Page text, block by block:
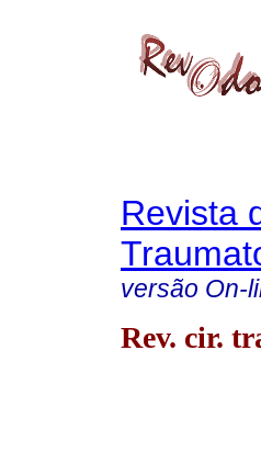
Revista
versão On-
Rev. cir.